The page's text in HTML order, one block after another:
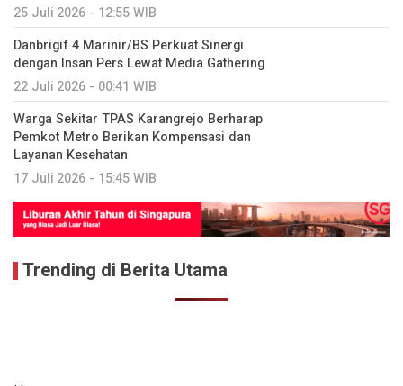
25 Juli 2026 - 12:55 WIB
Danbrigif 4 Marinir/BS Perkuat Sinergi
dengan Insan Pers Lewat Media Gathering
22 Juli 2026 - 00:41 WIB
Warga Sekitar TPAS Karangrejo Berharap
Pemkot Metro Berikan Kompensasi dan
Layanan Kesehatan
17 Juli 2026 - 15:45 WIB
Trending di Berita Utama